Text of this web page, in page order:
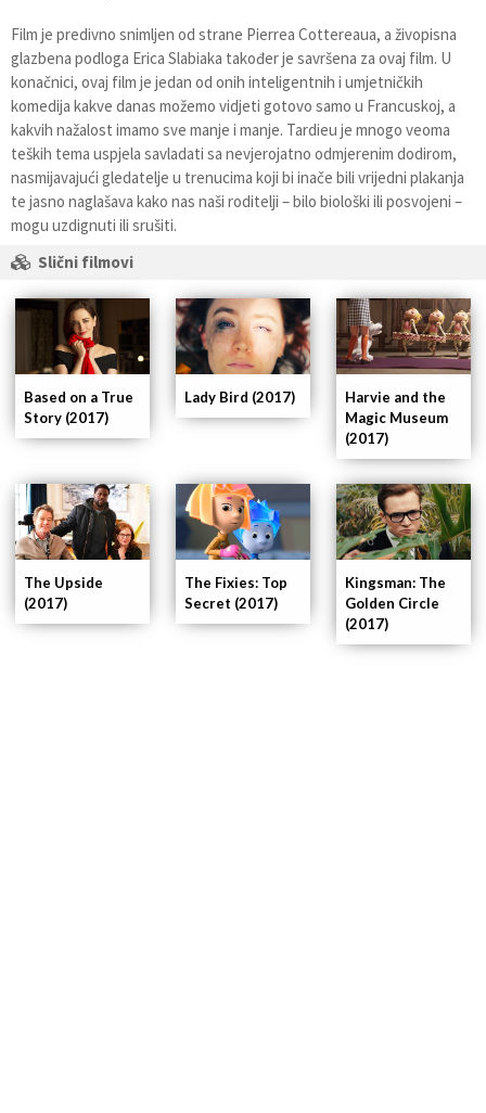
Film je predivno snimljen od strane Pierrea Cottereaua, a živopisna
glazbena podloga Erica Slabiaka također je savršena za ovaj film. U
konačnici, ovaj film je jedan od onih inteligentnih i umjetničkih
komedija kakve danas možemo vidjeti gotovo samo u Francuskoj, a
kakvih nažalost imamo sve manje i manje. Tardieu je mnogo veoma
teških tema uspjela savladati sa nevjerojatno odmjerenim dodirom,
nasmijavajući gledatelje u trenucima koji bi inače bili vrijedni plakanja
te jasno naglašava kako nas naši roditelji – bilo biološki ili posvojeni –
mogu uzdignuti ili srušiti.
Slični filmovi
Kingsman: The
Golden Circle
(2017)
The Fixies: Top
Secret (2017)
The Upside
(2017)
Harvie and the
Magic Museum
(2017)
Lady Bird (2017)
Based on a True
Story (2017)